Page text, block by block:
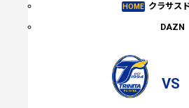
HOME クラサス
DAZN
VS